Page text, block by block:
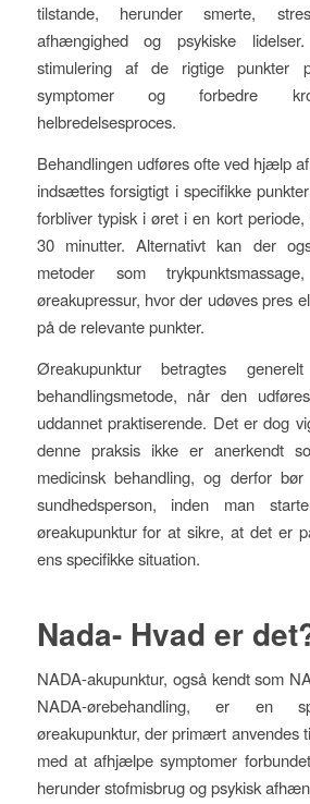
tilstande, herunder smerte,
afhængighed og psykiske
stimulering af de rigtige punkter
symptomer og forbedre
helbredelsesproces.
Behandlingen udføres ofte ved hjælp
indsættes forsigtigt i specifikke
forbliver typisk i øret i en kort
30 minutter. Alternativt kan der
metoder som
øreakupressur, hvor der udøves pres
på de relevante punkter.
Øreakupunktur betragtes
behandlingsmetode, når den
uddannet praktiserende. Det er dog
denne praksis ikke er anerkendt
medicinsk behandling, og derfor
sundhedsperson, inden man
øreakupunktur for at sikre, at det er
ens specifikke situation.
Nada- Hvad er
NADA-akupunktur, også kendt som
NADA-ørebehandling, er en
øreakupunktur, der primært anvendes
med at afhjælpe symptomer
herunder stofmisbrug og psykisk